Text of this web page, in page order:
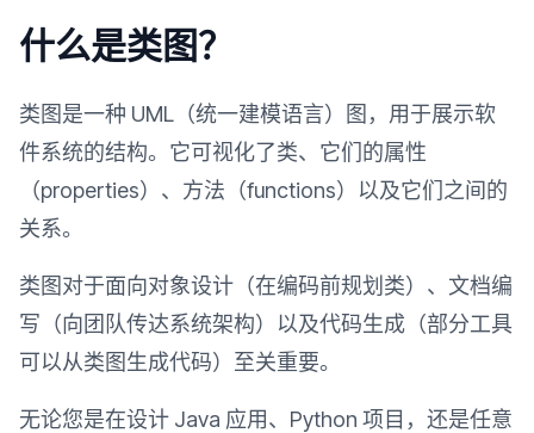
什么是类图？
类图是一种 UML（统一建模语言）图，用于展示软
件系统的结构。它可视化了类、它们的属性
（properties）、方法（functions）以及它们之间的
关系。
类图对于面向对象设计（在编码前规划类）、文档编
写（向团队传达系统架构）以及代码生成（部分工具
可以从类图生成代码）至关重要。
无论您是在设计 Java 应用、Python 项目，还是任意